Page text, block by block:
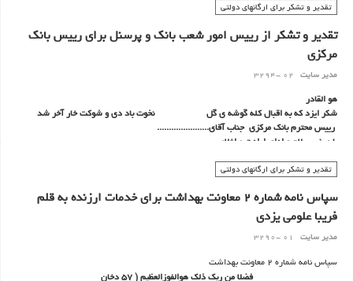
تقدیر و تشکر برای ارگانهای دولتی
تقدیر و تشکر از رییس امور شعب بانک و پرسنل برای رییس بانک
مرکزی
مدیر سایت 02 -3294
هو القادر
شکر ايزد که به اقبال کله گوشه ی گل نخوت باد دی و شوکت خار آخر شد
ریيس محترم بانک مرکزی جناب آقای......................
با عرض سلام و ادای ارادت و اخلاص
تقدیر و تشکر برای ارگانهای دولتی
سپاس نامه شماره 2 معاونت بهداشت برای خدمات ارزنده به قلم
فریبا علومی یزدی
مدیر سایت 01 -3290
سپاس نامه شماره 2 معاونت بهداشت
فضلا من ربک ذلک هوالفوزالعظیم ( 57 دخان